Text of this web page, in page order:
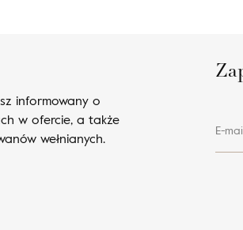
informowany o
w ofercie, a także
wełnianych.
E-